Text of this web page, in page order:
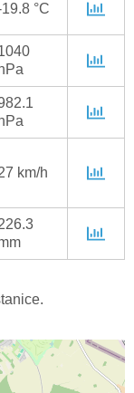
°C
hPa
hPa
km/h